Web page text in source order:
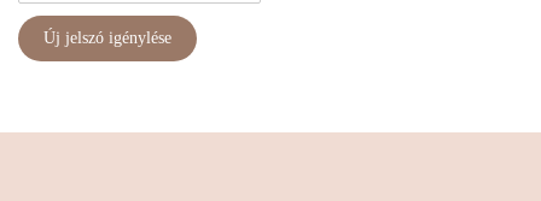
Új jelszó igénylése